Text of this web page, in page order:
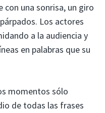
con una sonrisa, un giro
Los actores
a la audiencia y
en palabras que su
momentos sólo
de todas las frases